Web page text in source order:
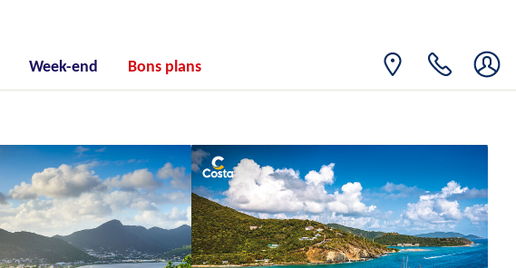
Week-end Bons plans